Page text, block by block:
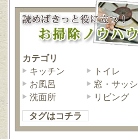
カテゴリ
キッチン
トイレ
お風呂
窓・サッシ
洗面所
リビング
タグはコチラ